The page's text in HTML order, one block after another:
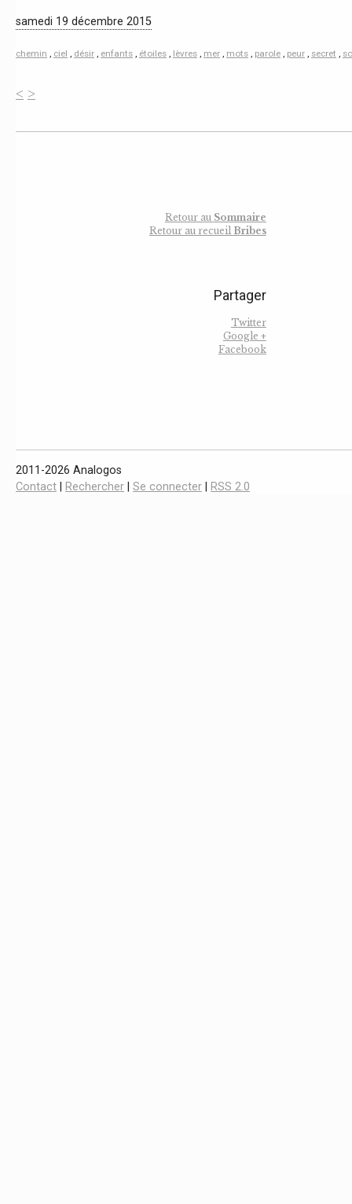
samedi 19 décembre 2015
chemin ciel désir enfants étoiles lèvres mer mots parole peur secret
< >
Retour au Sommaire
Retour au recueil Bribes
Partager
Twitter
Google +
Facebook
2011-2026 Analogos
Contact
Rechercher Se connecter RSS 2.0